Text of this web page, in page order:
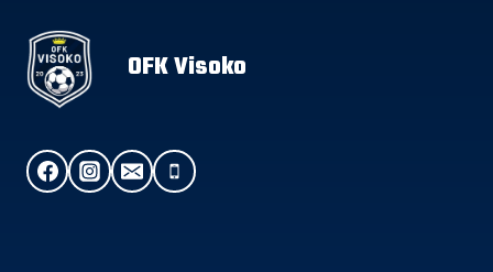
OFK Visoko